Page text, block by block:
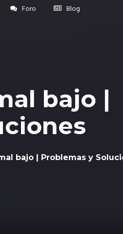
Foro
Blog
bajo |
bajo | Problemas y